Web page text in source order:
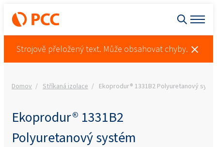
Strojově přeložený text. Může obsahovat chyby.
Domov Stříkaná izolace Ekoprodur® 1331B2 Polyuretanový
Ekoprodur® 1331B2
Polyuretanový systém